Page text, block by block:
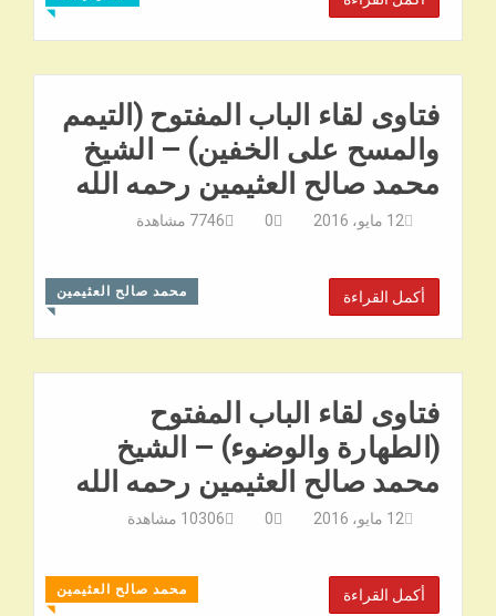
◥
فتاوى لقاء الباب المفتوح (التيمم
والمسح على الخفين) – الشيخ
محمد صالح العثيمين رحمه الله
12 مايو، 2016 0
7746 مشاهدة
محمد صالح العثيمين
◥
أكمل القراءة
فتاوى لقاء الباب المفتوح
(الطهارة والوضوء) – الشيخ
محمد صالح العثيمين رحمه الله
12 مايو، 2016 0
10306 مشاهدة
محمد صالح العثيمين
◥
أكمل القراءة